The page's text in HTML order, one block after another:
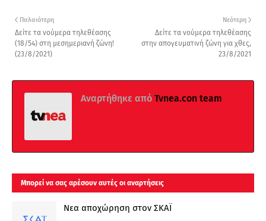
Νεότερη
Δείτε τα νούμερα τηλεθέασης
στην απογευματινή ζώνη για χθες,
23/8/2021
Παλαιότερη
Δείτε τα νούμερα τηλεθέασης
(18/54) στη μεσημεριανή ζώνη!
(23/8/2021)
Αναρτήθηκε από Tvnea.con team
Μπορεί να σας αρέσουν αυτές οι αναρτήσεις
Νεα αποχώρηση στον ΣΚΑΪ